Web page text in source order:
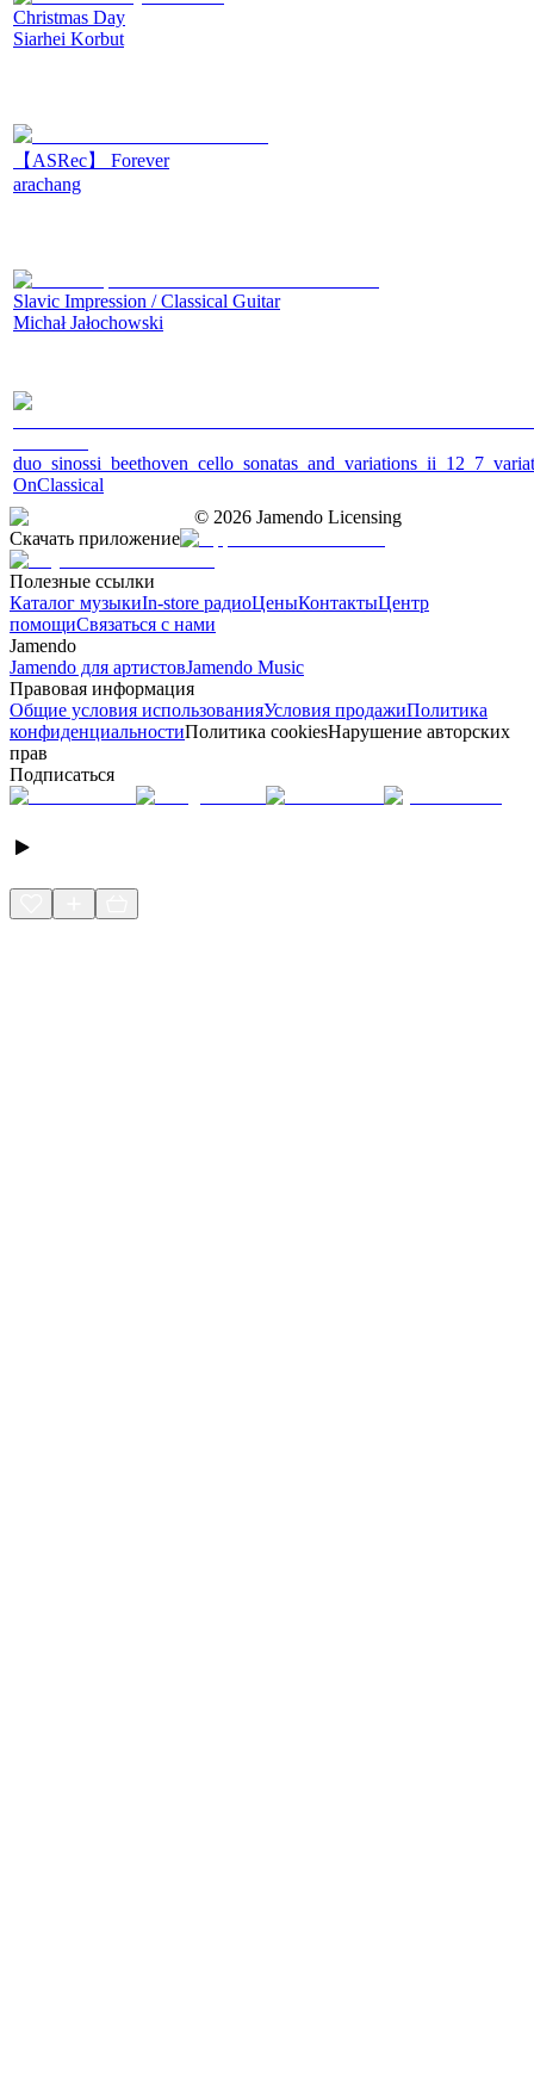
Christmas Day
Siarhei Korbut
【ASRec】 Forever
arachang
Slavic Impression / Classical Guitar
Michał Jałochowski
OnClassical
© 2026 Jamendo Licensing
Скачать приложение
Полезные ссылки
Каталог музыкиIn-store радиоЦеныКонтактыЦентр
помощиСвязаться с нами
Jamendo
Jamendo для артистовJamendo Music
Правовая информация
Общие условия использованияУсловия продажиПолитика
конфиденциальностиПолитика cookiesНарушение авторских
прав
Подписаться